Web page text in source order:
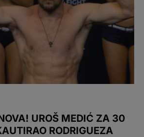
UROŠ MEDIĆ ZA 30
RODRIGUEZA